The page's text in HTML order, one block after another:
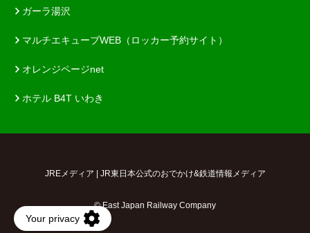
ガーラ湯沢
マルチエキューブWEB（ロッカー予約サイト）
オレンジページnet
ホテル B4T いわき
JREメディア | JR東日本公式のおでかけ&鉄道情報メディア
© East Japan Railway Company